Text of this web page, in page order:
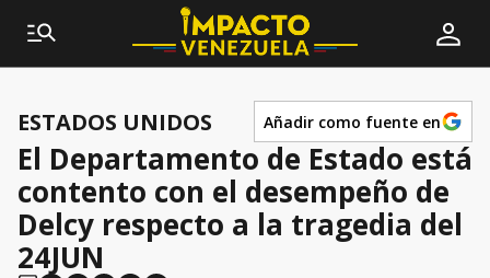
ESTADOS UNIDOS Añadir como fuente en
El Departamento de Estado está
contento con el desempeño de
Delcy respecto a la tragedia del
24JUN